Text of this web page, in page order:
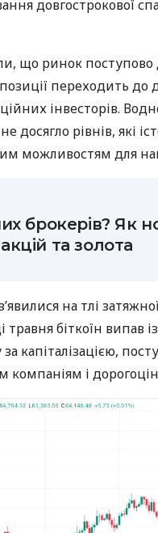
довгострокової
що ринок поступово
переходить до
інвесторів.
досягло рівнів, які
можливостям для
брокерів? Як
та золота
на тлі
біткоїн випав
капіталізацією,
компаніям і